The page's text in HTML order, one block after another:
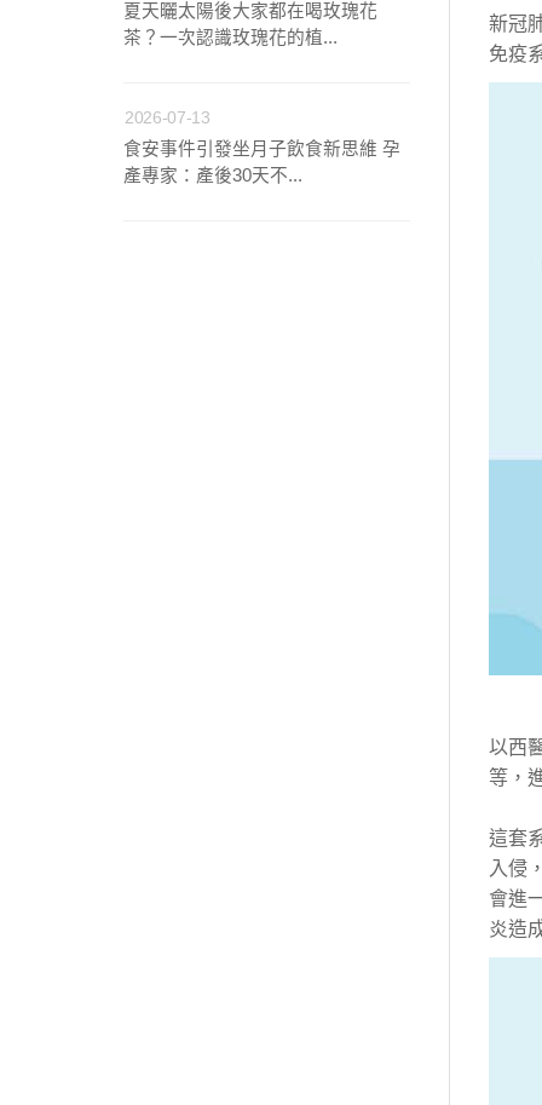
夏天曬太陽後大家都在喝玫瑰花
茶？一次認識玫瑰花的植...
2026-07-13
食安事件引發坐月子飲食新思維 孕
產專家：產後30天不...
新冠
免疫
以西
等，
這套
入侵
會進
炎造